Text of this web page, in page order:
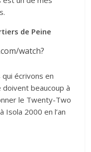
de Peine
watch?
qui écrivons en
beaucoup à
le Twenty-Two
2000 en l’an